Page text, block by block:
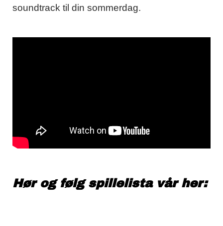
soundtrack til din sommerdag.
Hør og følg spillelista vår her: